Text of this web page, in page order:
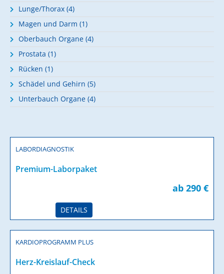
Lunge/Thorax (4)
Magen und Darm (1)
Oberbauch Organe (4)
Prostata (1)
Rücken (1)
Schädel und Gehirn (5)
Unterbauch Organe (4)
LABORDIAGNOSTIK
Premium-Laborpaket
ab 290 €
DETAILS
KARDIOPROGRAMM PLUS
Herz-Kreislauf-Check